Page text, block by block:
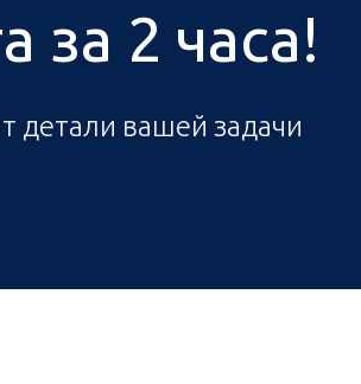
за 2 часа!
детали вашей задачи